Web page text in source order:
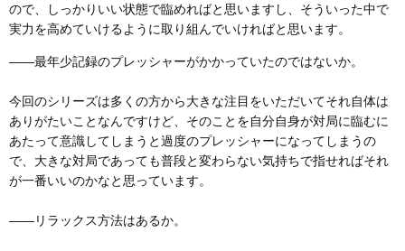
ので、しっかりいい状態で臨めればと思いますし、そういった中で
実力を高めていけるように取り組んでいければと思います。
――最年少記録のプレッシャーがかかっていたのではないか。
今回のシリーズは多くの方から大きな注目をいただいてそれ自体は
ありがたいことなんですけど、そのことを自分自身が対局に臨むに
あたって意識してしまうと過度のプレッシャーになってしまうの
で、大きな対局であっても普段と変わらない気持ちで指せればそれ
が一番いいのかなと思っています。
――リラックス方法はあるか。